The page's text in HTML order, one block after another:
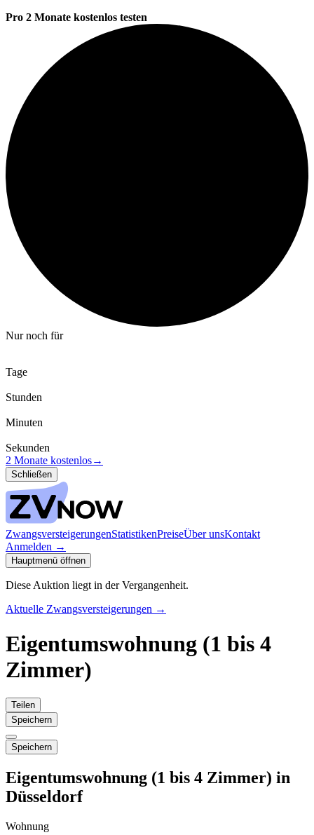
Pro 2 Monate kostenlos testen
Nur noch für
Tage
Stunden
Minuten
Sekunden
2 Monate kostenlos→
Schließen
ZwangsversteigerungenStatistikenPreiseÜber unsKontakt
Anmelden →
Hauptmenü öffnen
Diese Auktion liegt in der Vergangenheit.
Aktuelle Zwangsversteigerungen →
Eigentumswohnung (1 bis 4
Zimmer)
Teilen
Speichern
Speichern
Eigentumswohnung (1 bis 4 Zimmer) in
Düsseldorf
Wohnung